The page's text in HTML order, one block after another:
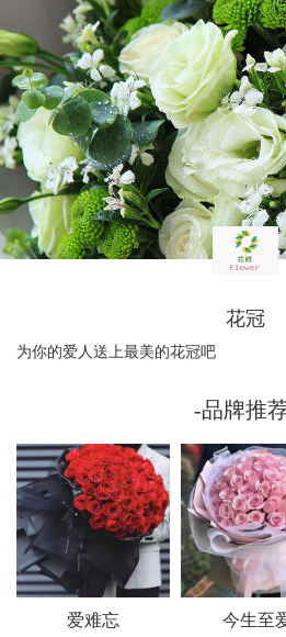
花冠
为你的爱人送上最美的花冠吧
-品牌推
爱难忘
今生至